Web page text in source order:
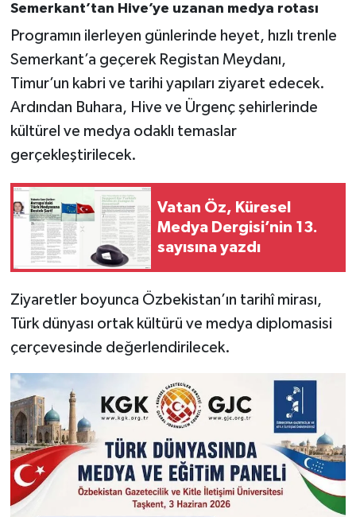
Semerkant’tan Hive’ye uzanan medya rotası
Programın ilerleyen günlerinde heyet, hızlı trenle
Semerkant’a geçerek Registan Meydanı,
Timur’un kabri ve tarihi yapıları ziyaret edecek.
Ardından Buhara, Hive ve Ürgenç şehirlerinde
kültürel ve medya odaklı temaslar
gerçekleştirilecek.
Vatan Öz, Küresel
Medya Dergisi’nin 13.
sayısına yazdı
Ziyaretler boyunca Özbekistan’ın tarihî mirası,
Türk dünyası ortak kültürü ve medya diplomasisi
çerçevesinde değerlendirilecek.